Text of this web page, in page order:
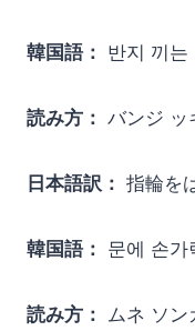
韓国語： 반지 끼는
読み方： バンジ ッ
日本語訳： 指輪を
韓国語： 문에 손가
読み方： ムネ ソン